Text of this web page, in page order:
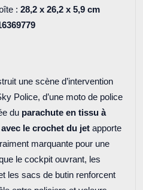
: 28,2 x 26,2 x 5,9 cm
une scène d’intervention
Police, d’une moto de police
du parachute en tissu à
le crochet du jetapporte
marquante pour une
le cockpit ouvrant, les
les sacs de butin renforcent